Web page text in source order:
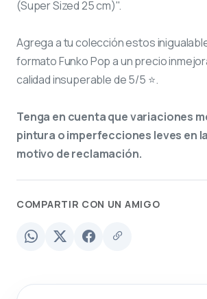
(Super Sized 25 cm)".
Agrega a tu colección estos
formato Funko Pop a un precio
calidad insuperable de 5/5 ⭐.
Tenga en cuenta que variaciones
pintura o imperfecciones leves en
motivo de reclamación.
COMPARTIR CON UN AMIGO